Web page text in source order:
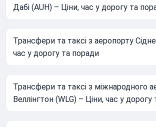
Дабі (AUH) – Ціни, час у дорогу та
Трансфери та таксі з аеропорту
час у дорогу та поради
Трансфери та таксі з міжнародного
Веллінгтон (WLG) – Ціни, час у